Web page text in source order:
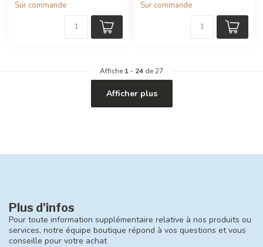
Sur commande Sur commande
Affiche 1 - 24 de 27
Afficher plus
Plus d'infos
Pour toute information supplémentaire relative à nos produits ou
services, notre équipe boutique répond à vos questions et vous
conseille pour votre achat